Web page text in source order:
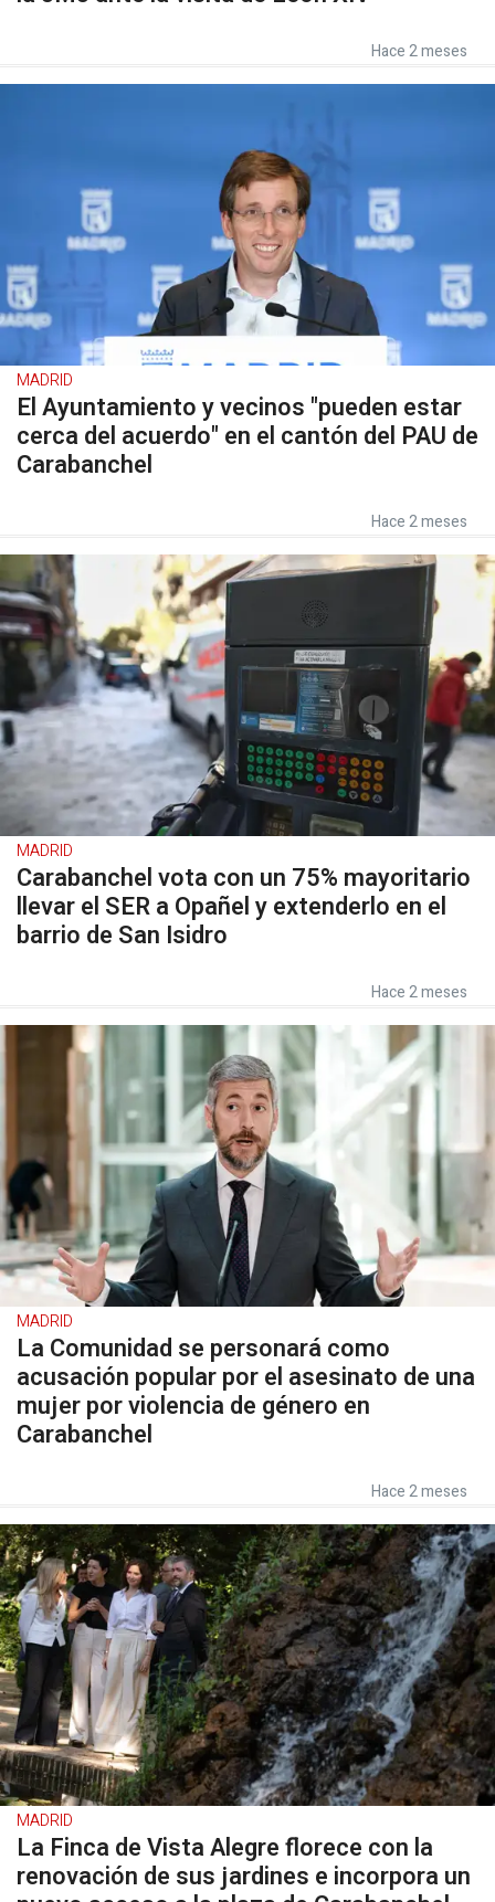
Hace 2 meses
MADRID
El Ayuntamiento y vecinos "pueden estar
cerca del acuerdo" en el cantón del PAU de
Carabanchel
Hace 2 meses
MADRID
Carabanchel vota con un 75% mayoritario
llevar el SER a Opañel y extenderlo en el
barrio de San Isidro
Hace 2 meses
MADRID
La Comunidad se personará como
acusación popular por el asesinato de una
mujer por violencia de género en
Carabanchel
Hace 2 meses
MADRID
La Finca de Vista Alegre florece con la
renovación de sus jardines e incorpora un